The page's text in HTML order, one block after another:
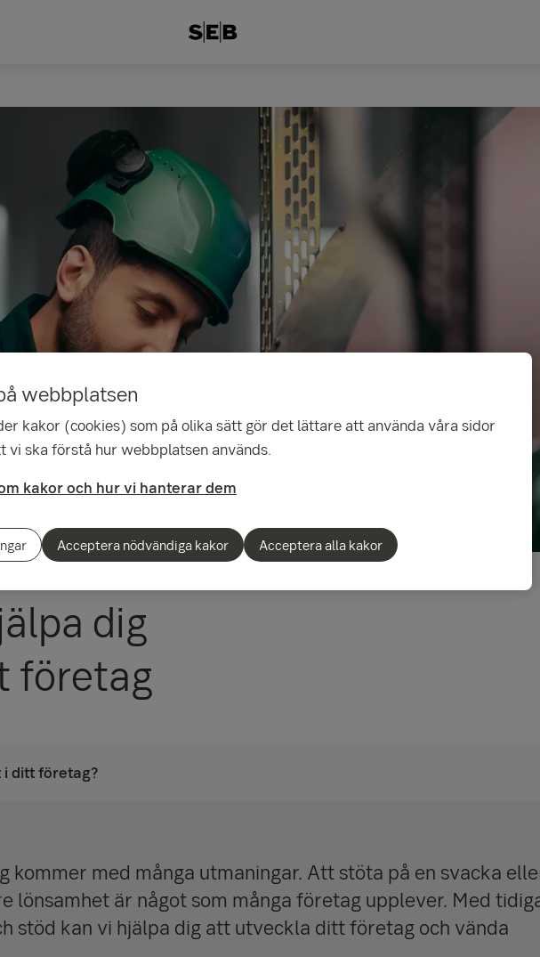
dig
företag
i ditt företag?
kommer med många utmaningar. Att stöta på en svacka
lönsamhet är något som många företag upplever. Med
stöd kan vi hjälpa dig att utveckla ditt företag och vända
webbplatsen
kakor (cookies) som på olika sätt gör det lättare att använda våra sidor
vi ska förstå hur webbplatsen används.
kakor och hur vi hanterar dem
Acceptera nödvändiga kakor Acceptera alla kakor